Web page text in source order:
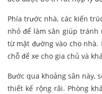
Phía trước nhà, các kiến
nhỏ để làm sân giúp tránh
từ mặt đường vào cho nhà.
chỗ để xe cho gia chủ và
Bước qua khoảng sân này,
thiết kế rộng rãi. Phòng